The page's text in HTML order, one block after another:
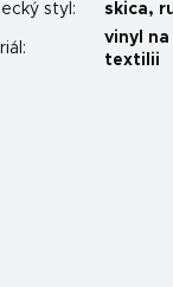
styl : skica,
:
vinyl
textilii